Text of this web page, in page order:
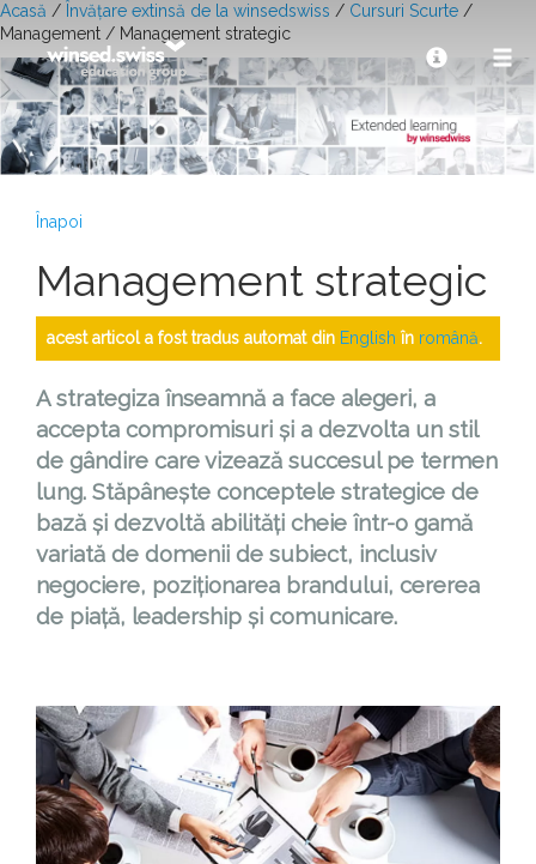
Acasă / Învățare extinsă de la winsedswiss / Cursuri Scurte /
Management / Management strategic
Înapoi
Management strategic
acest articol a fost tradus automat din English în română.
A strategiza înseamnă a face alegeri, a
accepta compromisuri și a dezvolta un stil
de gândire care vizează succesul pe termen
lung. Stăpânește conceptele strategice de
bază și dezvoltă abilități cheie într-o gamă
variată de domenii de subiect, inclusiv
negociere, poziționarea brandului, cererea
de piață, leadership și comunicare.